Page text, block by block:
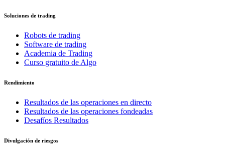
Soluciones de trading
Robots de trading
Software de trading
Academia de Trading
Curso gratuito de Algo
Rendimiento
Resultados de las operaciones en directo
Resultados de las operaciones fondeadas
Desafíos Resultados
Divulgación de riesgos